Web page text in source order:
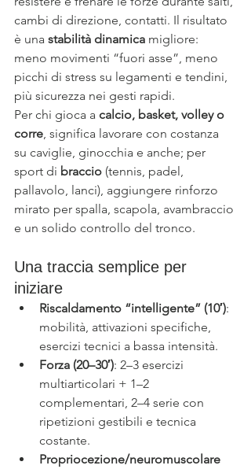
cambi di direzione, contatti. Il risultato
è una stabilità dinamica migliore:
meno movimenti “fuori asse”, meno
picchi di stress su legamenti e tendini,
più sicurezza nei gesti rapidi.
Per chi gioca a calcio, basket, volley o
corre , significa lavorare con costanza
su caviglie, ginocchia e anche; per
sport di braccio (tennis, padel,
pallavolo, lanci), aggiungere rinforzo
mirato per spalla, scapola, avambraccio
e un solido controllo del tronco.
Una traccia semplice per
iniziare
Riscaldamento “intelligente” (10′):
mobilità, attivazioni specifiche,
esercizi tecnici a bassa intensità.
Forza (20–30′): 2–3 esercizi
multiarticolari + 1–2
complementari, 2–4 serie con
ripetizioni gestibili e tecnica
costante.
Propriocezione/neuromuscolare